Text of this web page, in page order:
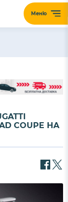
Меню
COUPE НА